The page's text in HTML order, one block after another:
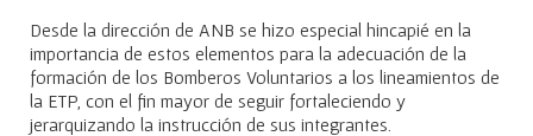
Desde la dirección de ANB se hizo especial hincapié en la
importancia de estos elementos para la adecuación de la
formación de los Bomberos Voluntarios a los lineamientos de
la ETP, con el fin mayor de seguir fortaleciendo y
jerarquizando la instrucción de sus integrantes.